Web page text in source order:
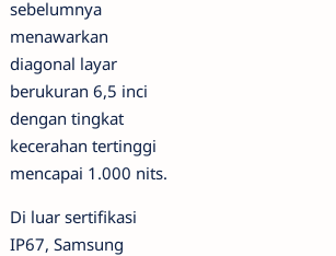
sebelumnya
menawarkan
diagonal layar
berukuran 6,5 inci
dengan tingkat
kecerahan tertinggi
mencapai 1.000 nits.
Di luar sertifikasi
IP67, Samsung